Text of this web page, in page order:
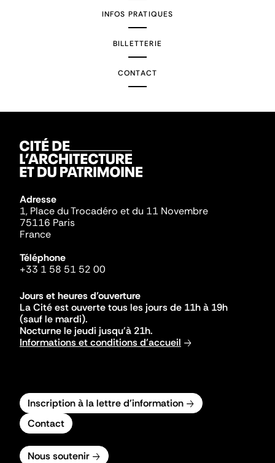
INFOS PRATIQUES
BILLETTERIE
CONTACT
Adresse
1, Place du Trocadéro et du 11 Novembre
75116 Paris
France
Téléphone
+33 1 58 51 52 00
Jours et heures d'ouverture
La Cité est ouverte tous les jours de 11h à 19h
(sauf le mardi).
Nocturne le jeudi jusqu'à 21h.
Informations et conditions d'accueil
Inscription à la lettre d'information
Contact
Nous soutenir